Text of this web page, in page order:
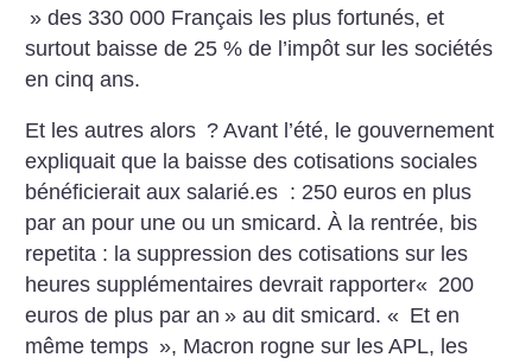
» des 330 000 Français les plus fortunés, et
surtout baisse de 25 % de l’impôt sur les sociétés
en cinq ans.
Et les autres alors ? Avant l’été, le gouvernement
expliquait que la baisse des cotisations sociales
bénéficierait aux salarié.es : 250 euros en plus
par an pour une ou un smicard. À la rentrée, bis
repetita : la suppression des cotisations sur les
heures supplémentaires devrait rapporter« 200
euros de plus par an » au dit smicard. « Et en
même temps », Macron rogne sur les APL, les